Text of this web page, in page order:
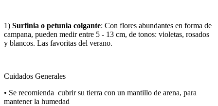
1) Surfinia o petunia colgante: Con flores abundantes en forma de
campana, pueden medir entre 5 - 13 cm, de tonos: violetas, rosados
y blancos. Las favoritas del verano.
Cuidados Generales
• Se recomienda cubrir su tierra con un mantillo de arena, para
mantener la humedad